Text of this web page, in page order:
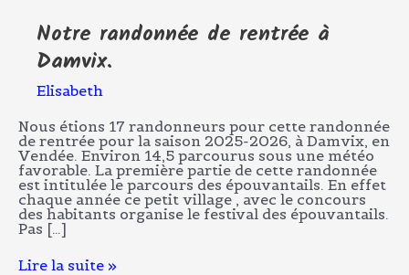
Notre randonnée de rentrée à
Damvix.
Elisabeth
Nous étions 17 randonneurs pour cette randonnée
de rentrée pour la saison 2025-2026, à Damvix, en
Vendée. Environ 14,5 parcourus sous une météo
favorable. La première partie de cette randonnée
est intitulée le parcours des épouvantails. En effet
chaque année ce petit village , avec le concours
des habitants organise le festival des épouvantails.
Pas […]
Notre
randonnée
rentrée
Damvix.
Lire la suite »